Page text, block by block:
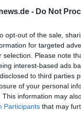
- Do Not
opt-out of the sale,
for targeted
selection. Please note
interest-based ads
to third parties
of your personal
This information may
Participants that may
der
Haus auch für
die Anreise mit
2
Verfügung. Das
weil die Anreise
barrierearmen